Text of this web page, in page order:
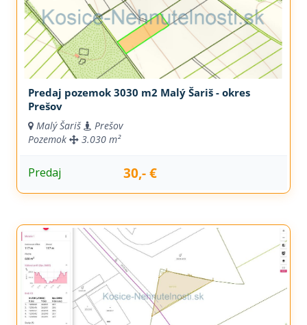
Predaj pozemok 3030 m2 Malý Šariš - okres
Prešov
Malý Šariš
Prešov
Pozemok
3.030 m²
Predaj 30,- €